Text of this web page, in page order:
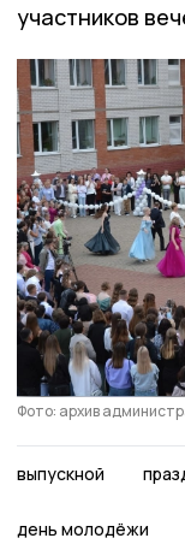
участников
Фото: архив
выпускной
день молодёжи